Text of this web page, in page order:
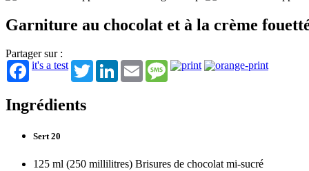
Garniture au chocolat et à la crème
Partager sur :
it's a test
TwitterLinkedInEmail Message
Ingrédients
Sert 20
125 ml (250 millilitres) Brisures de chocolat mi-sucré